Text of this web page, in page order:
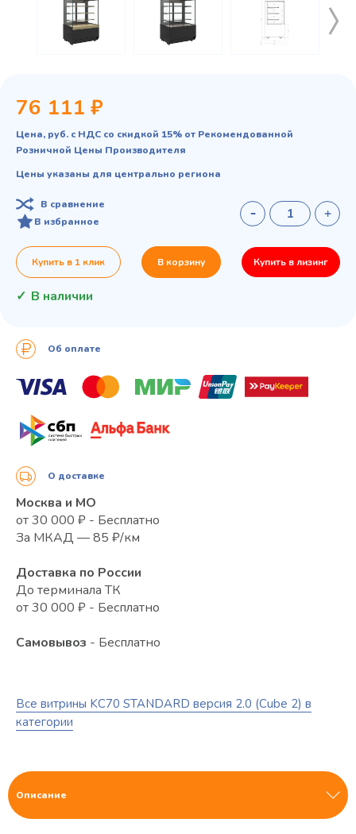
Все витрины KC70 STANDARD версия 2.0 (Cube 2) в
категории
76 111 ₽
Цена, руб. с НДС со скидкой 15% от Рекомендованной
Розничной Цены Производителя
Цены указаны для центрально региона
В сравнение
В избранное
Купить в 1 клик В корзину Купить в лизинг
В наличии
Об оплате
О доставке
Москва и МО
от 30 000 ₽ - Бесплатно
За МКАД — 85 ₽/км
Доставка по России
До терминала ТК
от 30 000 ₽ - Бесплатно
Самовывоз - Бесплатно
Описание